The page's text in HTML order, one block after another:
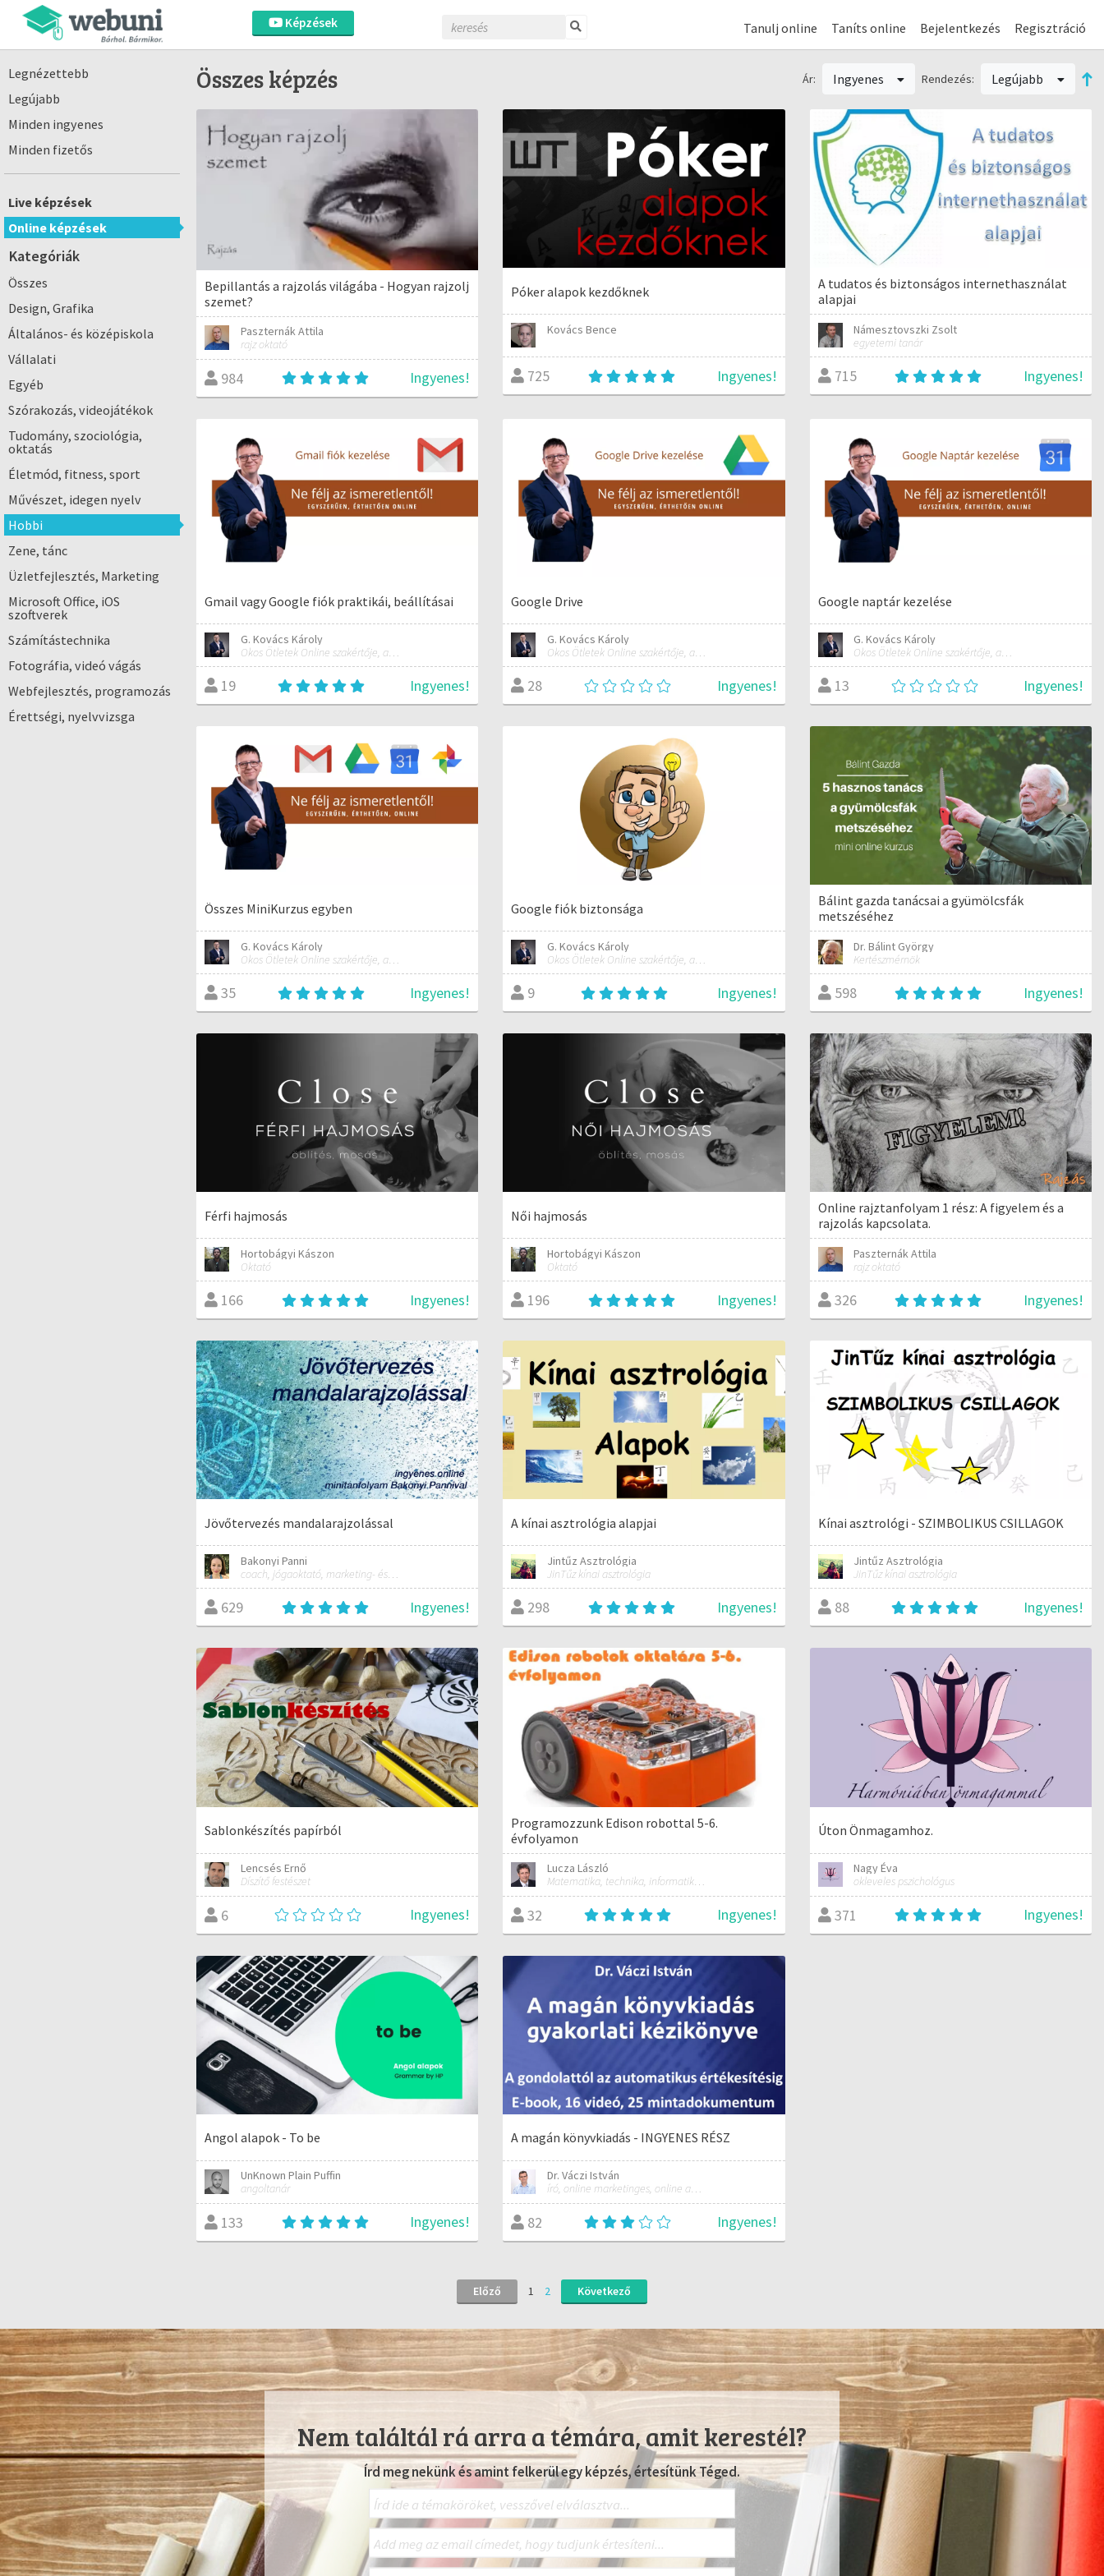
Képzések Tanulj online Taníts online Bejelentkezés Regisztráció
Legnézettebb
Legújabb
Minden ingyenes
Minden fizetős
Live képzések
Online képzések
Kategóriák
Összes
Design, Grafika
Általános- és középiskola
Vállalati
Egyéb
Szórakozás, videojátékok
Tudomány, szociológia,
oktatás
Életmód, fitness, sport
Művészet, idegen nyelv
Hobbi
Zene, tánc
Üzletfejlesztés, Marketing
Microsoft Office, iOS
szoftverek
Számítástechnika
Fotográfia, videó vágás
Webfejlesztés, programozás
Érettségi, nyelvvizsga
Összes képzés Ár: Ingyenes Rendezés: Legújabb
Bepillantás a rajzolás világába - Hogyan rajzolj
szemet?
Paszternák Attila
rajz oktató
984 Ingyenes!
Póker alapok kezdőknek
Kovács Bence
725 Ingyenes!
A tudatos és biztonságos internethasználat
alapjai
Námesztovszki Zsolt
egyetemi tanár
715 Ingyenes!
Gmail vagy Google fiók praktikái, beállításai
G. Kovács Károly
Okos Ötletek Online szakértője, alapítója
19 Ingyenes!
Google Drive
G. Kovács Károly
Okos Ötletek Online szakértője, alapítója
28 Ingyenes!
Google naptár kezelése
G. Kovács Károly
13 Ingyenes!
Összes MiniKurzus egyben
G. Kovács Károly
Okos Ötletek Online szakértője, alapítója
35 Ingyenes!
Google fiók biztonsága
G. Kovács Károly
Okos Ötletek Online szakértője, alapítója
9 Ingyenes!
Bálint gazda tanácsai a gyümölcsfák
metszéséhez
Dr. Bálint György
Kertészmérnök
598 Ingyenes!
Férfi hajmosás
Hortobágyi Kászon
Oktató
166 Ingyenes!
Női hajmosás
Hortobágyi Kászon
Oktató
196 Ingyenes!
Online rajztanfolyam 1 rész: A figyelem és a
rajzolás kapcsolata.
Paszternák Attila
rajz oktató
326 Ingyenes!
Jövőtervezés mandalarajzolással
Bakonyi Panni
coach, jógaoktató, marketing- és üzletfejlesztési tanácsadó
629 Ingyenes!
A kínai asztrológia alapjai
Jintűz Asztrológia
JinTűz kínai asztrológia
298 Ingyenes!
Kínai asztrológi - SZIMBOLIKUS CSILLAGOK
Jintűz Asztrológia
JinTűz kínai asztrológia
88 Ingyenes!
Sablonkészítés papírból
Lencsés Ernő
Díszítő festészet
6 Ingyenes!
Programozzunk Edison robottal 5-6.
évfolyamon
Lucza László
Matematika, technika, informatika szakos általános iskolai tanár; mentorpedagógus, mestertanár
32 Ingyenes!
Úton Önmagamhoz.
Nagy Éva
okleveles pszichológus
371 Ingyenes!
Angol alapok - To be
UnKnown Plain Puffin
angoltanár
133 Ingyenes!
A magán könyvkiadás - INGYENES RÉSZ
Dr. Váczi István
író, online marketinges, online automatizálási szakember
82 Ingyenes!
Előző 1 2 Következő
Nem találtál rá arra a témára, amit kerestél?
Írd meg nekünk és amint felkerül egy képzés, értesítünk Téged.